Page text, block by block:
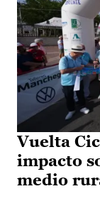
Vuelta
impacto
medio